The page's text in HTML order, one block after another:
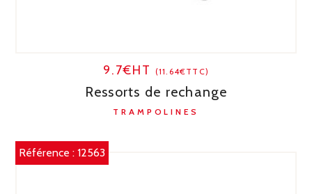
9.7€HT (11.64€TTC)
Ressorts de rechange
TRAMPOLINES
Référence :12563